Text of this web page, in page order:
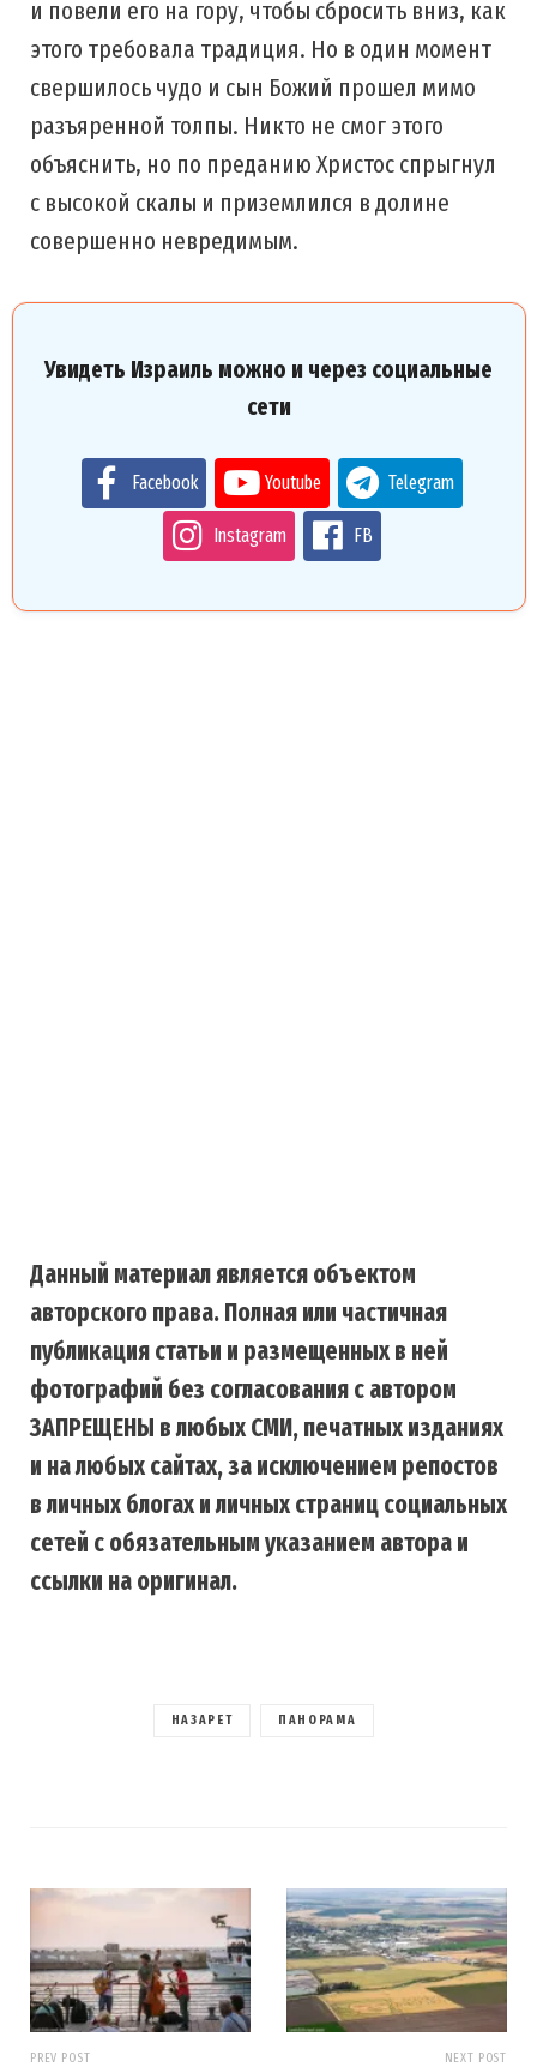
и повели его на гору, чтобы сбросить вниз, как
этого требовала традиция. Но в один момент
свершилось чудо и сын Божий прошел мимо
разъяренной толпы. Никто не смог этого
объяснить, но по преданию Христос спрыгнул
с высокой скалы и приземлился в долине
совершенно невредимым.
Увидеть Израиль можно и через социальные
сети
Facebook Youtube Telegram
Instagram FB
Данный материал является объектом
авторского права. Полная или частичная
публикация статьи и размещенных в ней
фотографий без согласования с автором
ЗАПРЕЩЕНЫ в любых СМИ, печатных изданиях
и на любых сайтах, за исключением репостов
в личных блогах и личных страниц социальных
сетей с обязательным указанием автора и
ссылки на оригинал.
НАЗАРЕТ ПАНОРАМА
PREV POST NEXT POST